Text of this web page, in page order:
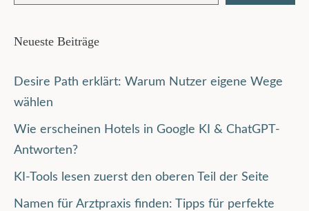
Neueste Beiträge
Desire Path erklärt: Warum Nutzer eigene Wege
wählen
Wie erscheinen Hotels in Google KI & ChatGPT-
Antworten?
KI-Tools lesen zuerst den oberen Teil der Seite
Namen für Arztpraxis finden: Tipps für perfekte